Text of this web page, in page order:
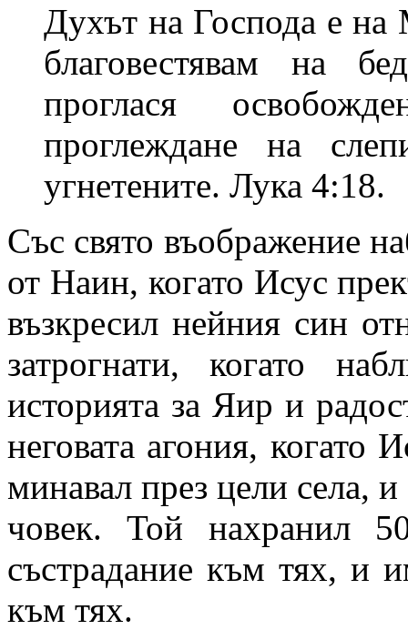
Духът на Господа е
благовестявам на
проглася
проглеждане на
угнетените. Лука 4:18.
Със свято въображение
от Наин, когато Исус
възкресил нейния син
затрогнати, когато
историята за Яир и
неговата агония, когато
минавал през цели села,
човек. Той нахранил
състрадание към тях, и
към тях.